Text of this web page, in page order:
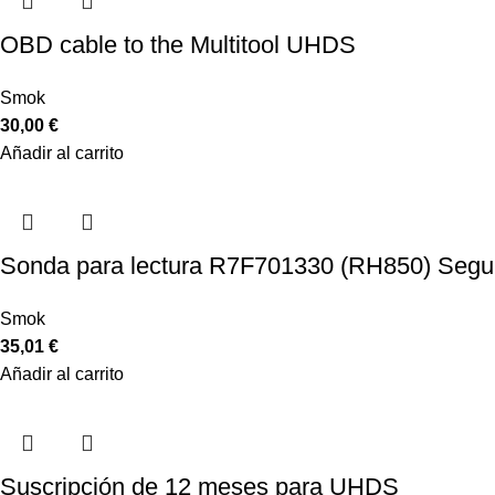
OBD cable to the Multitool UHDS
Smok
30,00 €
Añadir al carrito
Sonda para lectura R7F701330 (RH850)
Smok
35,01 €
Añadir al carrito
Suscripción de 12 meses para UHDS